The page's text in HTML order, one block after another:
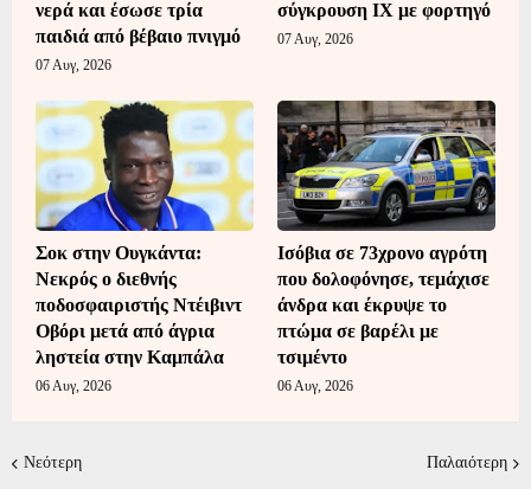
νερά και έσωσε τρία
παιδιά από βέβαιο πνιγμό
07 Αυγ, 2026
σύγκρουση ΙΧ με φορτηγό
07 Αυγ, 2026
Σοκ στην Ουγκάντα:
Νεκρός ο διεθνής
ποδοσφαιριστής Ντέιβιντ
Οβόρι μετά από άγρια
ληστεία στην Καμπάλα
06 Αυγ, 2026
Ισόβια σε 73χρονο αγρότη
που δολοφόνησε, τεμάχισε
άνδρα και έκρυψε το
πτώμα σε βαρέλι με
τσιμέντο
06 Αυγ, 2026
Νεότερη Παλαιότερη